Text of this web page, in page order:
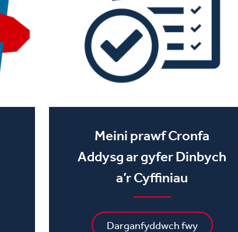
Meini prawf Cronfa
Addysg ar gyfer Dinbych
a’r Cyffiniau
Darganfyddwch fwy